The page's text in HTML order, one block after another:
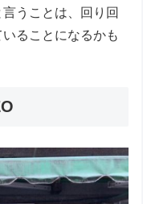
うことは、回り回
ることになるかも